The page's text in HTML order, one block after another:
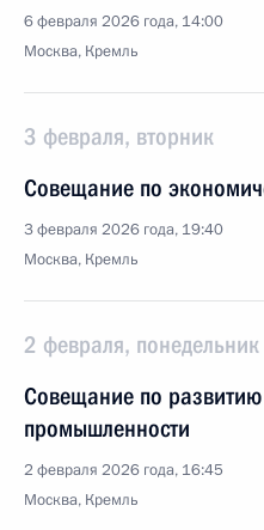
6 февраля 2026 года, 14:00
Москва, Кремль
3 февраля, вторник
Совещание по
3 февраля 2026 года, 19:40
Москва, Кремль
2 февраля, понедельник
Совещание по
промышленности
2 февраля 2026 года, 16:45
Москва, Кремль